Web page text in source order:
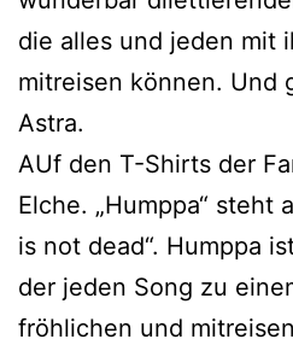
die alles und jeden mit
mitreisen können. Und
Astra.
AUf den T-Shirts der
Elche. „Humppa“ steht
is not dead“. Humppa
der jeden Song zu
fröhlichen und